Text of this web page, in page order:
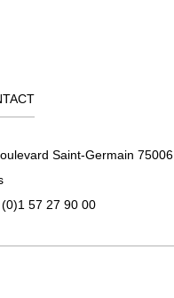
Saint-Germain 75006
57 27 90 00